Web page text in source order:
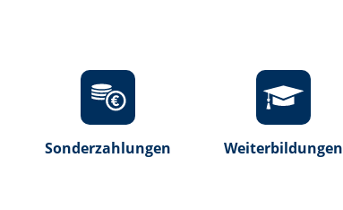
Sonderzahlungen Weiterbildungen